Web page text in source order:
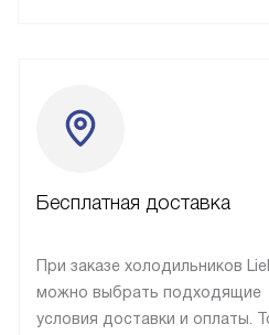
Бесплатная доставка
При заказе холодильников
можно выбрать подходящие
условия доставки и оплаты.